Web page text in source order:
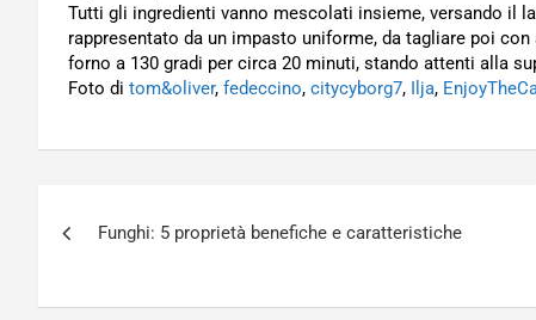
Tutti gli ingredienti vanno mescolati insieme, versando il
rappresentato da un impasto uniforme, da tagliare poi
forno a 130 gradi per circa 20 minuti, stando attenti alla
Foto di tom&oliver, fedeccino, citycyborg7, Ilja,
articoli
Funghi: 5 proprietà benefiche e caratteristiche